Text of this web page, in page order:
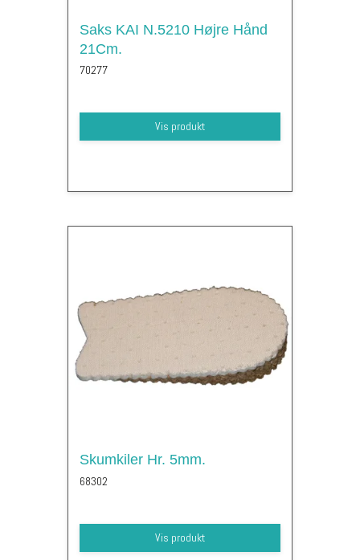
Saks KAI N.5210 Højre Hånd
21Cm.
70277
Vis produkt
Skumkiler Hr. 5mm.
68302
Vis produkt